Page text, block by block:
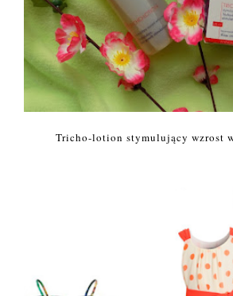
Tricho-lotion stymulujący wzrost